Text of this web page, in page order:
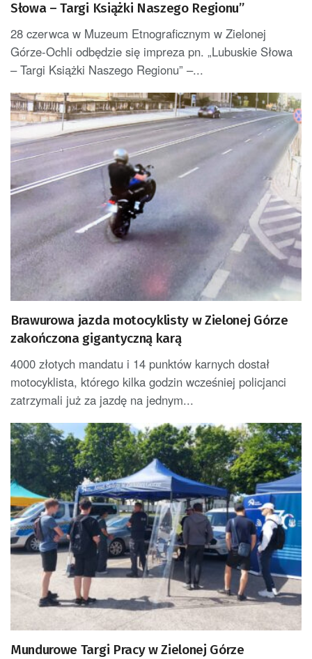
Słowa – Targi Książki Naszego Regionu”
28 czerwca w Muzeum Etnograficznym w Zielonej
Górze-Ochli odbędzie się impreza pn. „Lubuskie Słowa
– Targi Książki Naszego Regionu” –...
Brawurowa jazda motocyklisty w Zielonej Górze
zakończona gigantyczną karą
4000 złotych mandatu i 14 punktów karnych dostał
motocyklista, którego kilka godzin wcześniej policjanci
zatrzymali już za jazdę na jednym...
Mundurowe Targi Pracy w Zielonej Górze